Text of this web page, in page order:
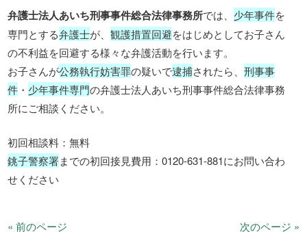
弁護士法人あいち刑事事件総合法律事務所では、 少年事件を
専門とする弁護士が、観護措置回避をはじめとしてお子さん
の不利益を回避する様々な弁護活動を行います。
お子さんが公務執行妨害罪の疑いで逮捕されたら、刑事事
件 ・ 少年事件専門の弁護士法人あいち刑事事件総合法律事務
所にご相談ください。
初回相談料：無料
銚子警察署までの初回接見費用：0120-631-881にお問い合わ
せください
« 前のページ 次のページ »